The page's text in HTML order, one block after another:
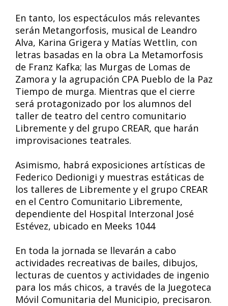
En tanto, los espectáculos más relevantes
serán Metangorfosis, musical de Leandro
Alva, Karina Grigera y Matías Wettlin, con
letras basadas en la obra La Metamorfosis
de Franz Kafka; las Murgas de Lomas de
Zamora y la agrupación CPA Pueblo de la Paz
Tiempo de murga. Mientras que el cierre
será protagonizado por los alumnos del
taller de teatro del centro comunitario
Libremente y del grupo CREAR, que harán
improvisaciones teatrales.
Asimismo, habrá exposiciones artísticas de
Federico Dedionigi y muestras estáticas de
los talleres de Libremente y el grupo CREAR
en el Centro Comunitario Libremente,
dependiente del Hospital Interzonal José
Estévez, ubicado en Meeks 1044
En toda la jornada se llevarán a cabo
actividades recreativas de bailes, dibujos,
lecturas de cuentos y actividades de ingenio
para los más chicos, a través de la Juegoteca
Móvil Comunitaria del Municipio, precisaron.